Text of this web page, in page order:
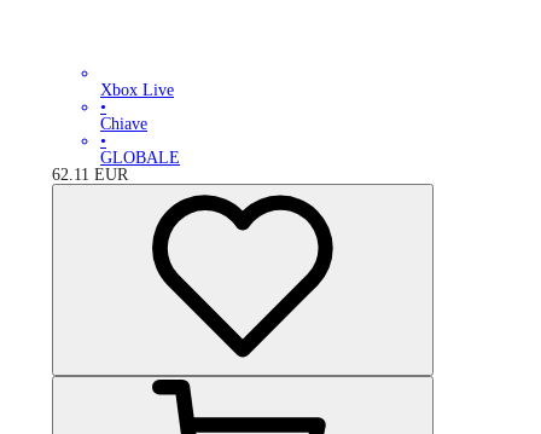
Xbox Live
•
Chiave
•
GLOBALE
62.11 EUR